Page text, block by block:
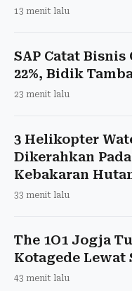
13 menit lalu
SAP Catat Bisnis
22%, Bidik
23 menit lalu
3 Helikopter
Dikerahkan
Kebakaran
33 menit lalu
The 1O1 Jogja
Kotagede Lewat
43 menit lalu